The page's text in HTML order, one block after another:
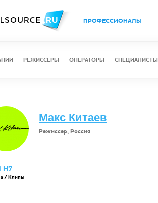
ПРОФЕССИОНАЛЫ
РЕЖИССЕРЫ ОПЕРАТОРЫ СПЕЦИАЛИСТЫ
Макс Китаев
Режиссер, Россия
H7
/ Клипы